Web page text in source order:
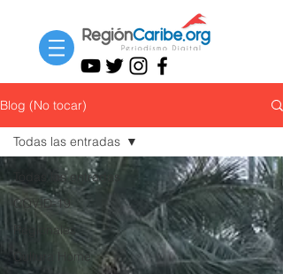
Blog (No tocar)
Todas las entradas
COVID-19
Regionales
Cultura Home
Todas las entradas